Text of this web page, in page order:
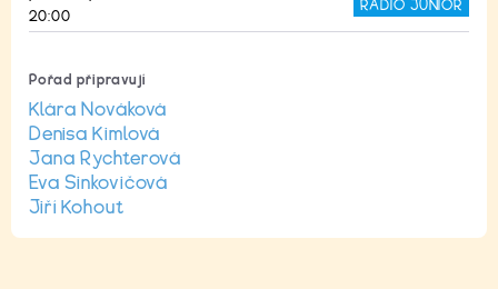
20:00
RÁDIO JUNIOR
Pořad připravují
Klára Nováková
Denisa Kimlová
Jana Rychterová
Eva Sinkovičová
Jiří Kohout